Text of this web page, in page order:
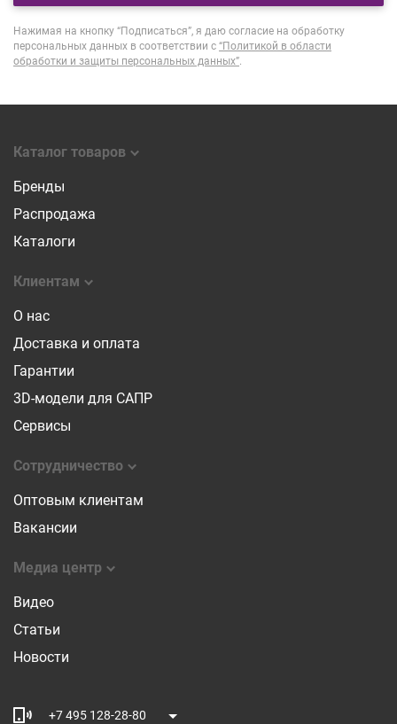
Нажимая на кнопку “Подписаться”, я даю согласие на обработку
персональных данных в соответствии с “Политикой в области
обработки и защиты персональных данных”.
Каталог товаров
Бренды
Распродажа
Каталоги
Клиентам
О нас
Доставка и оплата
Гарантии
3D-модели для САПР
Сервисы
Сотрудничество
Оптовым клиентам
Вакансии
Медиа центр
Видео
Статьи
Новости
+7 495 128-28-80